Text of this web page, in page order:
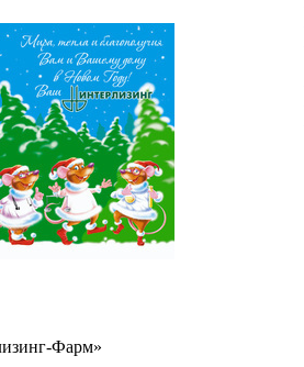
Фарм»